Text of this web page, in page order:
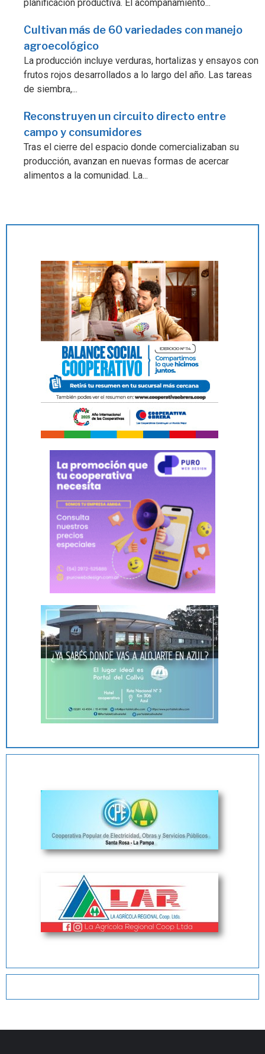
planificación productiva. El acompañamiento...
Cultivan más de 60 variedades con manejo
agroecológico
La producción incluye verduras, hortalizas y ensayos con
frutos rojos desarrollados a lo largo del año. Las tareas
de siembra,...
Reconstruyen un circuito directo entre
campo y consumidores
Tras el cierre del espacio donde comercializaban su
producción, avanzan en nuevas formas de acercar
alimentos a la comunidad. La...